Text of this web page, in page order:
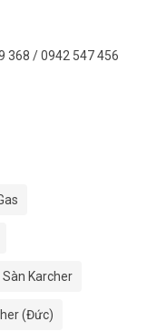
368 / 0942 547 456
Sàn Karcher
(Đức)